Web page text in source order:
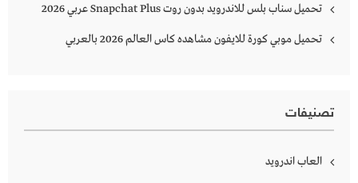
تحميل سناب بلس للاندرويد بدون روت Snapchat Plus‏ عربي 2026
تحميل موبي كورة للايفون مشاهده كاس العالم 2026 بالعربي
تصنيفات
العاب اندرويد